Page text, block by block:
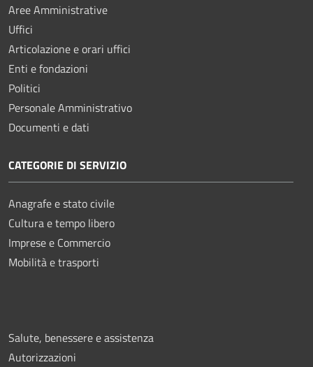
Aree Amministrative
Uffici
Articolazione e orari uffici
Enti e fondazioni
Politici
Personale Amministrativo
Documenti e dati
CATEGORIE DI SERVIZIO
Anagrafe e stato civile
Cultura e tempo libero
Imprese e Commercio
Mobilità e trasporti
Salute, benessere e assistenza
Autorizzazioni